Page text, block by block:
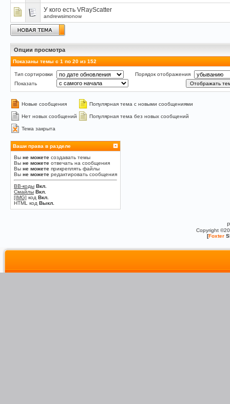
У кого есть VRayScatter
andrewsimonow
Опции просмотра
Показаны темы с 1 по 20 из 152
Тип сортировки
Порядок отображения
Показать
Новые сообщения Популярная тема с новыми сообщениями
Нет новых сообщений Популярная тема без новых сообщений
Тема закрыта
Ваши права в разделе
Вы не можете создавать темы
Вы не можете отвечать на сообщения
Вы не можете прикреплять файлы
Вы не можете редактировать сообщения
BB-коды Вкл.
Смайлы Вкл.
[IMG] код Вкл.
HTML код Выкл.
Copyright
[Foxter